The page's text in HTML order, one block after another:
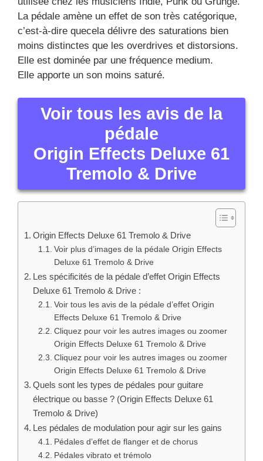
La pédale amène un effet de son très catégorique,
c’est-à-dire quecela délivre des saturations bien
moins distinctes que les overdrives et distorsions.
Elle est dominée par une fréquence medium.
Elle apporte un son moins saturé.
Voir tous les avis de la
pédale
Origin Effects Deluxe 61
Tremolo & Drive
Origin Effects Deluxe 61 Tremolo & Drive
Voir plus d’images de la pédale Origin Effects
Deluxe 61 Tremolo & Drive
Les spécificités de la pédale d’effet Origin Effects
Deluxe 61 Tremolo & Drive :
Voir tous les avis de la pédale d’effet Origin
Effects Deluxe 61 Tremolo & Drive
Cliquez pour voir les autres images ou zoomer
Origin Effects Deluxe 61 Tremolo & Drive
Cliquez pour voir les autres images ou zoomer
Origin Effects Deluxe 61 Tremolo & Drive
Quels sont les types de pédales pour guitare
électrique ou basse ? (Origin Effects Deluxe 61
Tremolo & Drive)
Les pédales de modulation pour agir sur les gains
Pédales d’effet de flanger et de chorus
Pédales vibrato et trémolo